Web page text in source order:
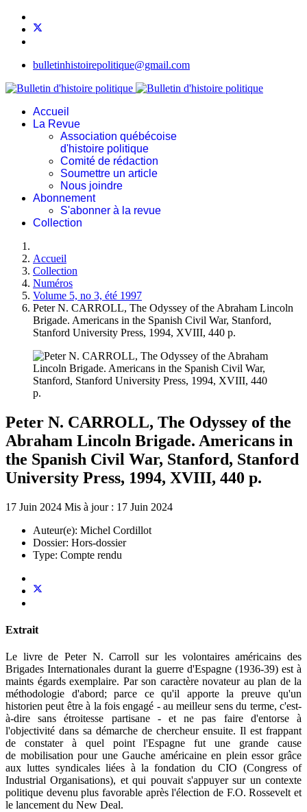
bulletinhistoirepolitique@gmail.com
Accueil
La Revue
Association québécoise
d'histoire politique
Comité de rédaction
Soumettre un article
Nous joindre
Abonnement
S'abonner à la revue
Collection
Accueil
Collection
Numéros
Volume 5, no 3, été 1997
Peter N. CARROLL, The Odyssey of the Abraham Lincoln
Brigade. Americans in the Spanish Civil War, Stanford,
Stanford University Press, 1994, XVIII, 440 p.
Peter N. CARROLL, The Odyssey of the
Abraham Lincoln Brigade. Americans in
the Spanish Civil War, Stanford, Stanford
University Press, 1994, XVIII, 440 p.
17 Juin 2024 Mis à jour : 17 Juin 2024
Auteur(e): Michel Cordillot
Dossier: Hors-dossier
Type: Compte rendu
Extrait
Le livre de Peter N. Carroll sur les volontaires américains des
Brigades Internationales durant la guerre d'Espagne (1936-39) est à
maints égards exemplaire. Par son caractère novateur au plan de la
méthodologie d'abord; parce ce qu'il apporte la preuve qu'un
historien peut être à la fois engagé - au meilleur sens du terme, c'est-
à-dire sans étroitesse partisane - et ne pas faire d'entorse à
l'objectivité dans sa démarche de chercheur ensuite. Il est frappant
de constater à quel point l'Espagne fut une grande cause
de mobilisation pour une Gauche américaine en plein essor grâce
aux luttes syndicales liées à la fondation du CIO (Congress of
Industrial Organisations), et qui pouvait s'appuyer sur un contexte
politique devenu plus favorable après l'élection de F.O. Rossevelt et
le lancement du New Deal.